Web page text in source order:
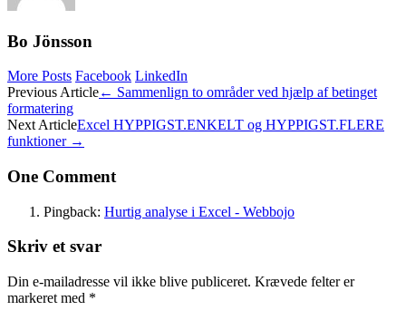
Bo Jönsson
More Posts Facebook LinkedIn
Post
navigation
Previous Article← Sammenlign to områder ved hjælp af betinget
formatering
Next ArticleExcel HYPPIGST.ENKELT og HYPPIGST.FLERE
funktioner →
One Comment
Pingback: Hurtig analyse i Excel - Webbojo
Skriv et svar
Din e-mailadresse vil ikke blive publiceret. Krævede felter er
markeret med *